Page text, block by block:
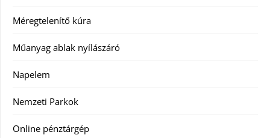
Méregtelenítő kúra
Műanyag ablak nyílászáró
Napelem
Nemzeti Parkok
Online pénztárgép